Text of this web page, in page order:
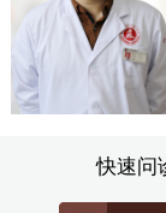
快速问